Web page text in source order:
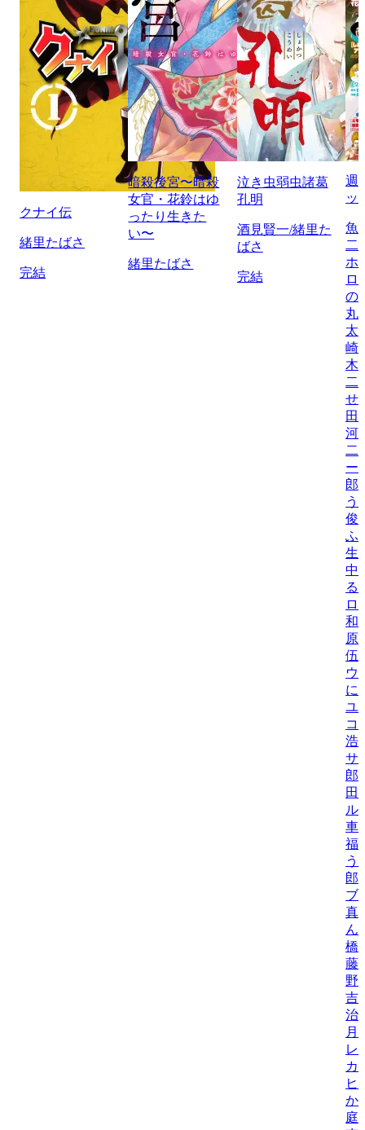
クナイ伝
緒里たばさ
完結
暗殺後宮〜暗殺
女官・花鈴はゆ
ったり生きた
い〜
緒里たばさ
泣き虫弱虫諸葛
孔明
酒見賢一/緒里た
ばさ
完結
週
ッ
魚
二
ホ
ロ
の
丸
太
崎
木
二
せ
田
河
二
ー
郎
う
俊/
ふ
生
中
る
ロ
和
原
伍/
ウ
に
ユ
コ
浩
サ
郎
田
ル
車/
福
う
郎
ブ
真
ん
橋
藤
野
吉
治/
月
レ
カ
ヒ
か
庭/